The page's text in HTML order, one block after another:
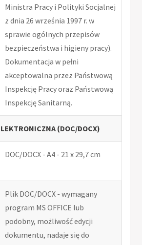
Ministra Pracy i Polityki Socjalnej
z dnia 26 września 1997 r. w
sprawie ogólnych przepisów
bezpieczeństwa i higieny pracy).
Dokumentacja w pełni
akceptowalna przez Państwową
Inspekcję Pracy oraz Państwową
Inspekcję Sanitarną.
(DOC/DOCX)
DOC/DOCX - A4 - 21 x 29,7 cm
Plik DOC/DOCX - wymagany
program MS OFFICE lub
podobny, możliwość edycji
dokumentu, nadaje się do